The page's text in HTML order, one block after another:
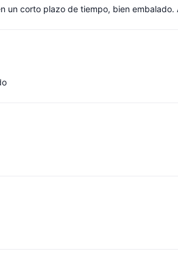
un corto plazo de tiempo, bien embalado.